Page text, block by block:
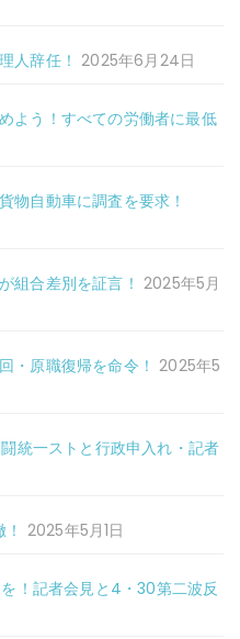
人辞任！ 2025年6月24日
よう！すべての労働者に最低
物自動車に調査を要求！
組合差別を証言！ 2025年5月
・原職復帰を命令！ 2025年5
統一ストと行政申入れ・記者
2025年5月1日
！記者会見と4・30第二波反